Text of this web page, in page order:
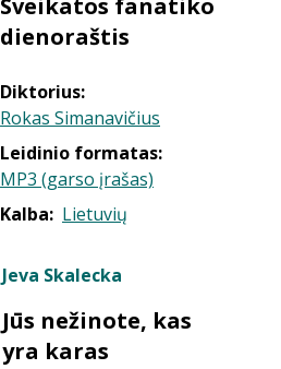
Sveikatos fanatiko
dienoraštis
Diktorius:
Rokas Simanavičius
Leidinio formatas:
MP3 (garso įrašas)
Kalba: Lietuvių
Jeva Skalecka
Jūs nežinote, kas
yra karas